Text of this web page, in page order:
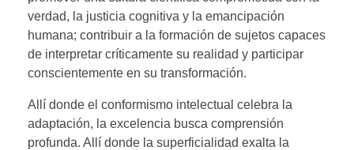
verdad, la justicia cognitiva y la emancipación
humana; contribuir a la formación de sujetos capaces
de interpretar críticamente su realidad y participar
conscientemente en su transformación.
Allí donde el conformismo intelectual celebra la
adaptación, la excelencia busca comprensión
profunda. Allí donde la superficialidad exalta la